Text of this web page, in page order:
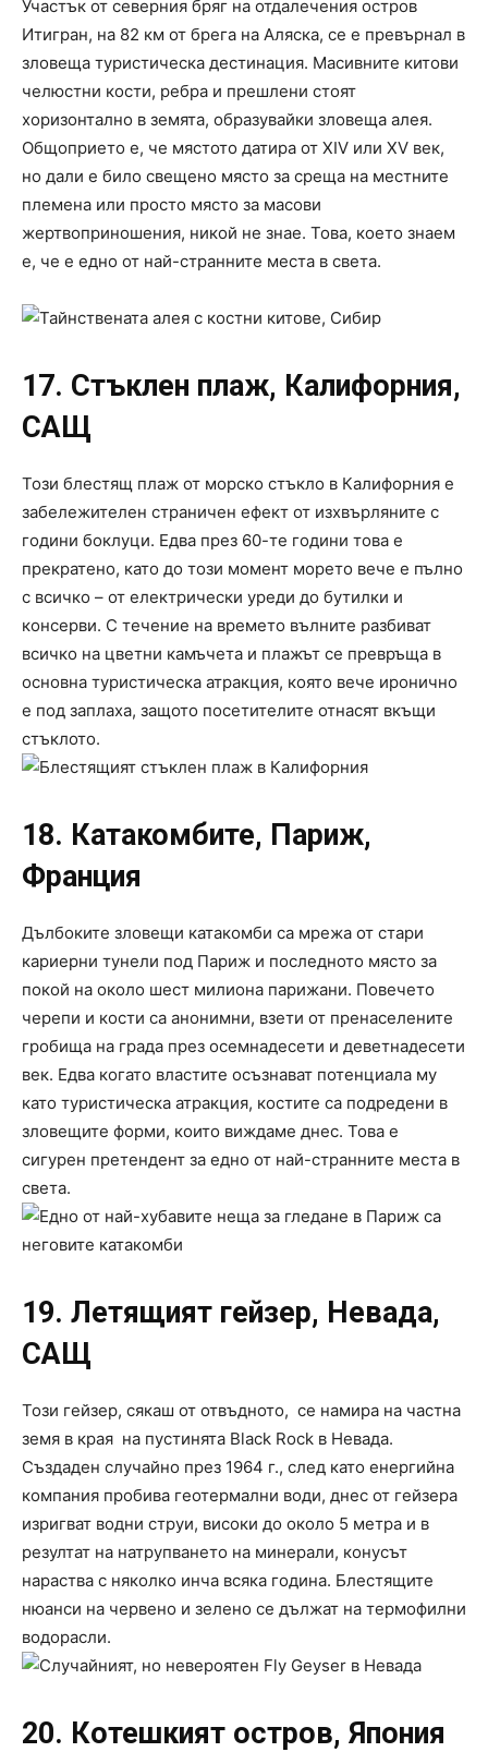
Участък от северния бряг на отдалечения остров
Итигран, на 82 км от брега на Аляска, се е превърнал в
зловеща туристическа дестинация. Масивните китови
челюстни кости, ребра и прешлени стоят
хоризонтално в земята, образувайки зловеща алея.
Общоприето е, че мястото датира от XIV или XV век,
но дали е било свещено място за среща на местните
племена или просто място за масови
жертвоприношения, никой не знае. Това, което знаем
е, че е едно от най-странните места в света.
17. Стъклен плаж, Калифорния,
САЩ
Този блестящ плаж от морско стъкло в Калифорния е
забележителен страничен ефект от изхвърляните с
години боклуци. Едва през 60-те години това е
прекратено, като до този момент морето вече е пълно
с всичко – от електрически уреди до бутилки и
консерви. С течение на времето вълните разбиват
всичко на цветни камъчета и плажът се превръща в
основна туристическа атракция, която вече иронично
е под заплаха, защото посетителите отнасят вкъщи
стъклото.
18. Катакомбите, Париж,
Франция
Дълбоките зловещи катакомби са мрежа от стари
кариерни тунели под Париж и последното място за
покой на около шест милиона парижани. Повечето
черепи и кости са анонимни, взети от пренаселените
гробища на града през осемнадесети и деветнадесети
век. Едва когато властите осъзнават потенциала му
като туристическа атракция, костите са подредени в
зловещите форми, които виждаме днес. Това е
сигурен претендент за едно от най-странните места в
света.
19. Летящият гейзер, Невада,
САЩ
Този гейзер, сякаш от отвъдното, се намира на частна
земя в края на пустинята Black Rock в Невада.
Създаден случайно през 1964 г., след като енергийна
компания пробива геотермални води, днес от гейзера
изригват водни струи, високи до около 5 метра и в
резултат на натрупването на минерали, конусът
нараства с няколко инча всяка година. Блестящите
нюанси на червено и зелено се дължат на термофилни
водорасли.
20. Котешкият остров, Япония